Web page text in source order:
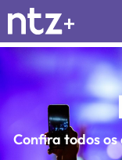
Confira todos